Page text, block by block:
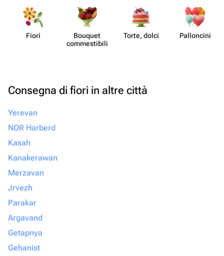
Fiori
Bouquet
commes​tibili
Torte, dolci Pall​oncini
Consegna di fiori in altre città
Yerevan
NOR Harberd
Kasah
Kanakerawan
Merzavan
Jrvezh
Parakar
Argavand
Getapnya
Gehanist